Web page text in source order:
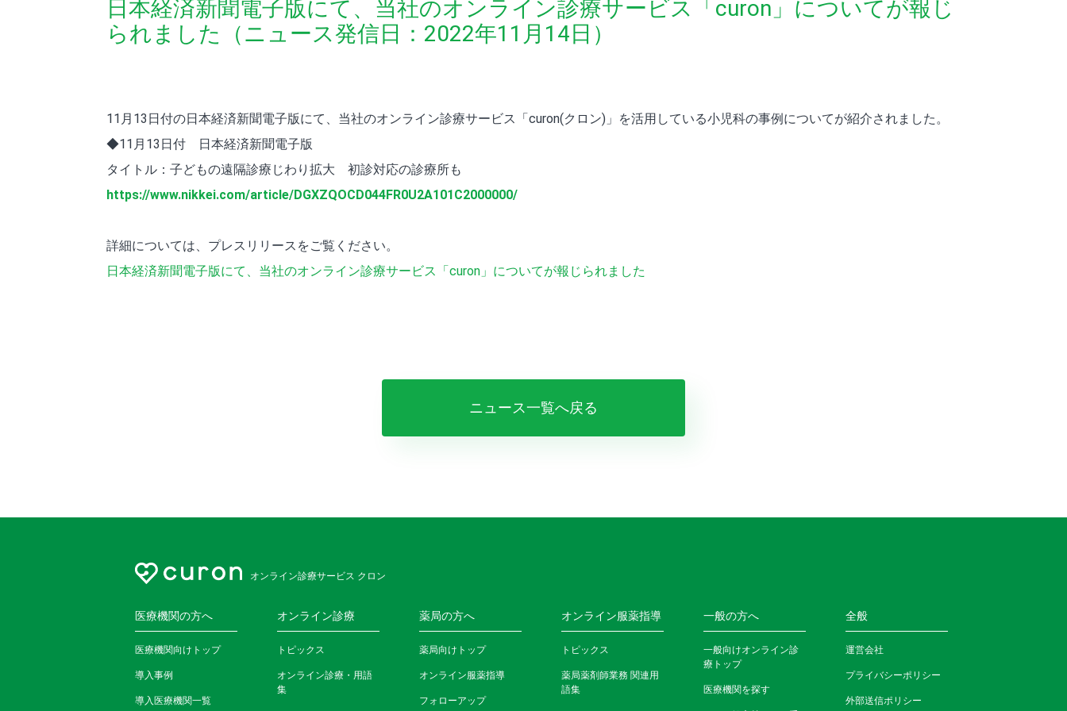
日本経済新聞電子版にて、当社のオンライン診療サービス「curon」についてが報じ
られました（ニュース発信日：2022年11月14日）
11月13日付の日本経済新聞電子版にて、当社のオンライン診療サービス「curon(クロン)」を活用している小児科の事例についてが紹介されました。
◆11月13日付 日本経済新聞電子版
タイトル：子どもの遠隔診療じわり拡大 初診対応の診療所も
https://www.nikkei.com/article/DGXZQOCD044FR0U2A101C2000000/
詳細については、プレスリリースをご覧ください。
日本経済新聞電子版にて、当社のオンライン診療サービス「curon」についてが報じられました
ニュース一覧へ戻る
オンライン診療サービス クロン
医療機関の方へ
医療機関向けトップ
導入事例
導入医療機関一覧
オンライン診療
トピックス
オンライン診療・用語
集
薬局の方へ
薬局向けトップ
オンライン服薬指導
フォローアップ
オンライン服薬指導
トピックス
薬局薬剤師業務 関連用
語集
一般の方へ
一般向けオンライン診
療トップ
医療機関を探す
全般
運営会社
プライバシーポリシー
外部送信ポリシー